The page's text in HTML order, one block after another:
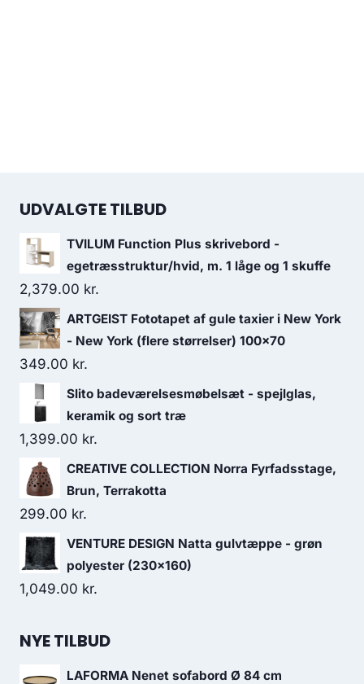
UDVALGTE TILBUD
TVILUM Function Plus skrivebord -
egetræsstruktur/hvid, m. 1 låge og 1 skuffe
2,379.00 kr.
ARTGEIST Fototapet af gule taxier i New York
- New York (flere størrelser) 100x70
349.00 kr.
Slito badeværelsesmøbelsæt - spejlglas,
keramik og sort træ
1,399.00 kr.
CREATIVE COLLECTION Norra Fyrfadsstage,
Brun, Terrakotta
299.00 kr.
VENTURE DESIGN Natta gulvtæppe - grøn
polyester (230x160)
1,049.00 kr.
NYE TILBUD
LAFORMA Nenet sofabord Ø 84 cm